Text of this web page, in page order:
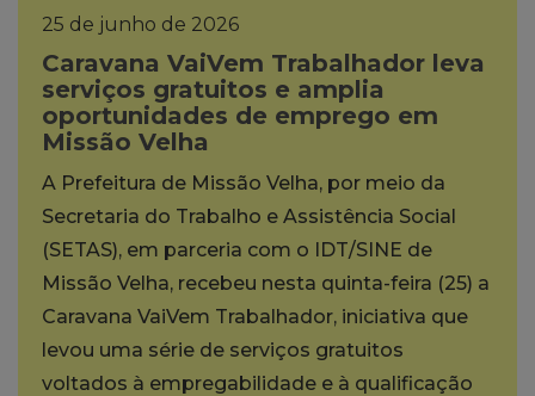
25 de junho de 2026
Caravana VaiVem Trabalhador leva
serviços gratuitos e amplia
oportunidades de emprego em
Missão Velha
A Prefeitura de Missão Velha, por meio da
Secretaria do Trabalho e Assistência Social
(SETAS), em parceria com o IDT/SINE de
Missão Velha, recebeu nesta quinta-feira (25) a
Caravana VaiVem Trabalhador, iniciativa que
levou uma série de serviços gratuitos
voltados à empregabilidade e à qualificação